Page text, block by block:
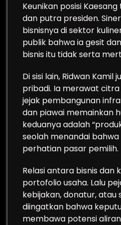
Keunikan posisi
dan putra presiden.
bisnisnya di sektor
publik bahwa ia gesit
bisnis itu tidak serta
Di sisi lain, Ridwan
pribadi. Ia merawat
jejak pembangunan
dan piawai memainkan
keduanya adalah
seolah menandai
perhatian pasar pemilih.
Relasi antara bisnis dan
portofolio usaha. Lalu
kebijakan, donatur, atau
diingatkan bahwa
membawa potensi